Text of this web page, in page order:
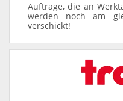
Aufträge, die an
werden noch am
verschickt!